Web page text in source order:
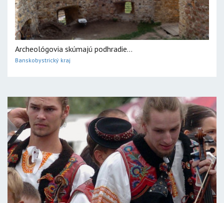
Archeológovia skúmajú podhradie...
Banskobystrický kraj